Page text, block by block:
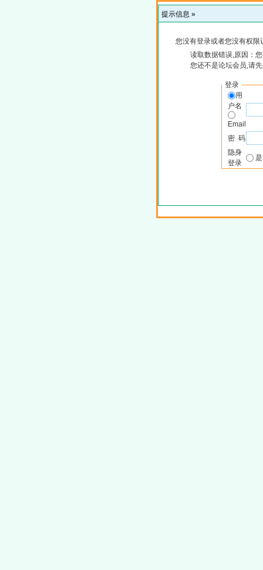
提示信息 »
您没有登录或者您没有权
读取数据错误,原因：
您还不是论坛会员,请
登录
用
户名
Email
密 码
隐身
登录